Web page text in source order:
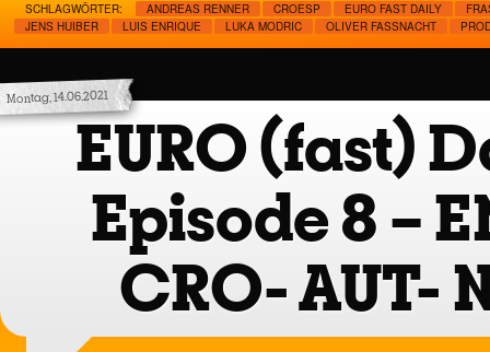
SCHLAGWÖRTER: ANDREAS RENNER CROESP EURO FAST DAILY
JENS HUIBER
LUIS ENRIQUE LUKA MODRIC OLIVER FASSNACHT
Montag, 14.06.2021
EURO (fast)
Episode 8 –
CRO- AUT-